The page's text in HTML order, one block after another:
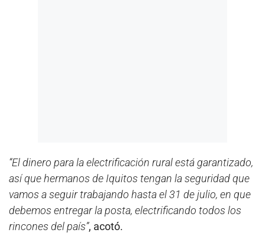
“El dinero para la electrificación rural está garantizado,
así que hermanos de Iquitos tengan la seguridad que
vamos a seguir trabajando hasta el 31 de julio, en que
debemos entregar la posta, electrificando todos los
rincones del país”, acotó.